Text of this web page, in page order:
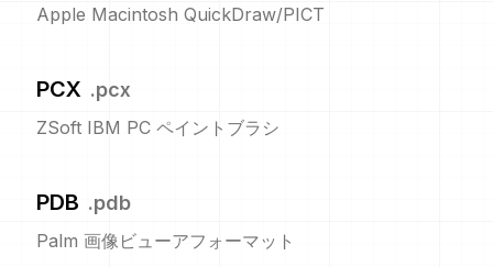
Apple Macintosh QuickDraw/PICT
PCX .pcx
ZSoft IBM PC ペイントブラシ
PDB .pdb
Palm 画像ビューアフォーマット